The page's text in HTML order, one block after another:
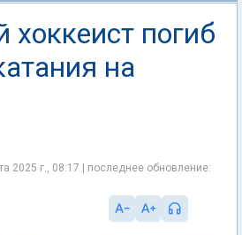
хоккеист погиб
на
2025 г., 08:17 | последнее обновление: